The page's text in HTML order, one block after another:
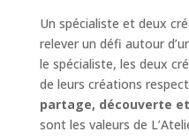
Un spécialiste et deux
relever un défi autour
le spécialiste, les deux
de leurs créations
partage, découverte
sont les valeurs de